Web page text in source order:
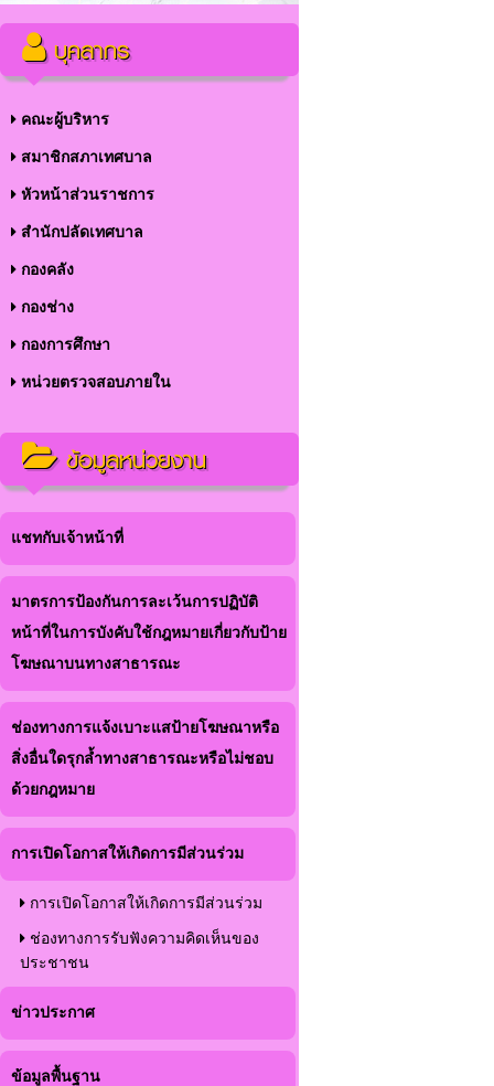
บุคลากร
คณะผู้บริหาร
สมาชิกสภาเทศบาล
หัวหน้าส่วนราชการ
สำนักปลัดเทศบาล
กองคลัง
กองช่าง
กองการศึกษา
หน่วยตรวจสอบภายใน
ข้อมูลหน่วยงาน
แชทกับเจ้าหน้าที่
มาตรการป้องกันการละเว้นการปฏิบัติ
หน้าที่ในการบังคับใช้กฎหมายเกี่ยวกับป้าย
โฆษณาบนทางสาธารณะ
ช่องทางการแจ้งเบาะแสป้ายโฆษณาหรือ
สิ่งอื่นใดรุกล้ำทางสาธารณะหรือไม่ชอบ
ด้วยกฎหมาย
การเปิดโอกาสให้เกิดการมีส่วนร่วม
การเปิดโอกาสให้เกิดการมีส่วนร่วม
ช่องทางการรับฟังความคิดเห็นของ
ประชาชน
ข่าวประกาศ
ข้อมูลพื้นฐาน